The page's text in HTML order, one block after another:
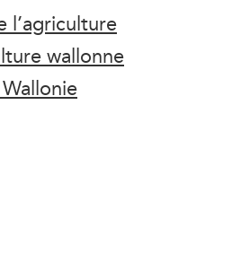
l’agriculture
wallonne